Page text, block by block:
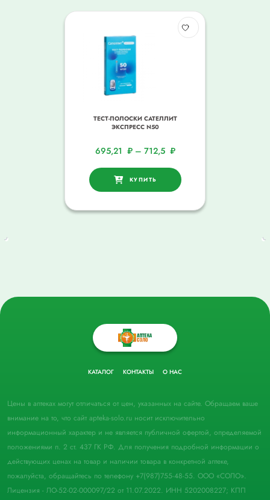
ТЕСТ-ПОЛОСКИ САТЕЛЛИТ
ЭКСПРЕСС N50
695,21 ₽ – 712,5 ₽
КУПИТЬ
КАТАЛОГ КОНТАКТЫ О НАС
Цены в аптеках могут отличаться от цен, указанных на сайте. Обращаем ваше
внимание на то, что сайт apteka-solo.ru носит исключительно
информационный характер и не является публичной офертой, определяемой
положениями п. 2 ст. 437 ГК РФ. Для получения подробной информации о
действующих ценах на товар и наличии товара в конкретной аптеке,
пожалуйста, обращайтесь по телефону +7(987)755-48-55. ООО «СОЛО».
Лицензия - ЛО-52-02-000097/22 от 11.07.2022. ИНН 5202008227; КПП